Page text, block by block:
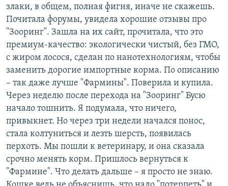
злаки, в общем, полная фигня, иначе не скажешь.
Почитала форумы, увидела хорошие отзывы про
"Зооринг". Зашла на их сайт, прочитала, что это
премиум-качество: экологически чистый, без ГМО,
с жиром лосося, сделан по нанотехнологиям, чтобы
заменить дорогие импортные корма. По описанию
– так даже лучше "Фармины". Поверила и купила.
Через неделю после перехода на "Зооринг" Бусю
начало тошнить. Я подумала, что ничего,
привыкнет. Но через три недели начался понос,
стала колтуниться и лезть шерсть, появилась
перхоть. Мы пошли к ветеринару, и она сказала
срочно менять корм. Пришлось вернуться к
"Фармине". Что делать дальше – я просто не знаю.